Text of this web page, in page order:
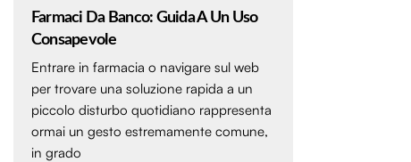
Farmaci Da Banco: Guida A Un Uso
Consapevole
Entrare in farmacia o navigare sul web
per trovare una soluzione rapida a un
piccolo disturbo quotidiano rappresenta
ormai un gesto estremamente comune,
in grado